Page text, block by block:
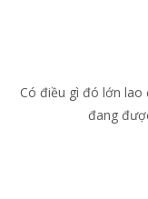
Có điều gì đó lớn lao
đang